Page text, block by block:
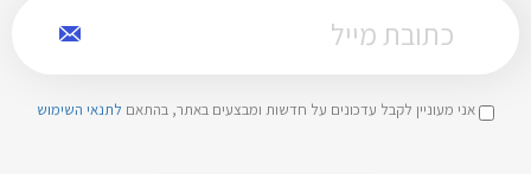
אני מעוניין לקבל עדכונים על חדשות ומבצעים באתר, בהתאם לתנאי השימוש